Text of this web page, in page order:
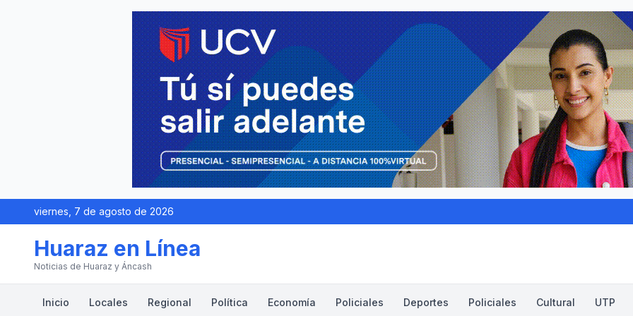
viernes, 7 de agosto de 2026
Huaraz en Línea
Noticias de Huaraz y Áncash
Inicio Locales Regional Política Economía Policiales Deportes Policiales Cultural UTP